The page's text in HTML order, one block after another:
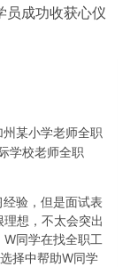
员成功收获心仪
某小学老师全职
学校老师全职
验，但是面试表
想，不太会突出
同学在找全职工
择中帮助W同学